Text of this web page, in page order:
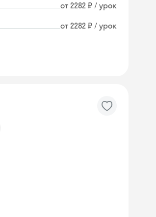
от 2282 ₽ / урок
от 2282 ₽ / урок